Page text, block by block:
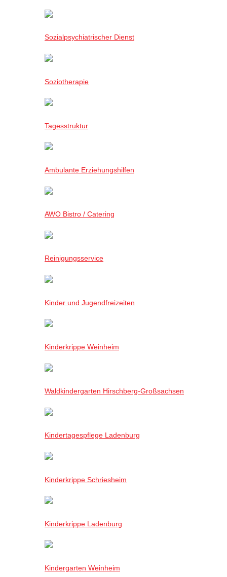
Sozialpsychiatrischer Dienst
Soziotherapie
Tagesstruktur
Ambulante Erziehungshilfen
AWO Bistro / Catering
Reinigungsservice
Kinder und Jugendfreizeiten
Kinderkrippe Weinheim
Waldkindergarten Hirschberg-Großsachsen
Kindertagespflege Ladenburg
Kinderkrippe Schriesheim
Kinderkrippe Ladenburg
Kindergarten Weinheim